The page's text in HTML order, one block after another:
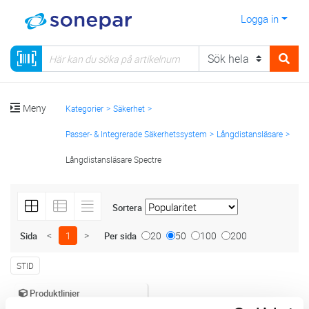
Logga in
Meny Kategorier Säkerhet
Passer- & Integrerade Säkerhetssystem Långdistansläsare
Långdistansläsare Spectre
Sortera
Sida < 1 > Per sida 20 50 100 200
STID
Produktlinjer